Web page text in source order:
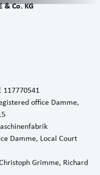
& Co. KG
117770541
office Damme,
Damme, Local Court
Grimme, Richard